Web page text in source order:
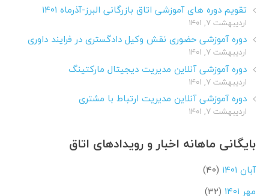
تقویم دوره های آموزشی اتاق بازرگانی البرز-آذرماه ۱۴۰۱
اردیبهشت ۷, ۱۴۰۱
دوره آموزشی حضوری نقش وکیل دادگستری در فرایند داوری
اردیبهشت ۷, ۱۴۰۱
دوره آموزشی آنلاین مدیریت دیجیتال مارکتینگ
اردیبهشت ۷, ۱۴۰۱
دوره آموزشی آنلاین مدیریت ارتباط با مشتری
اردیبهشت ۷, ۱۴۰۱
بایگانی ماهانه اخبار و رویدادهای اتاق
آبان ۱۴۰۱
(۴۰)
مهر ۱۴۰۱
(۳۲)